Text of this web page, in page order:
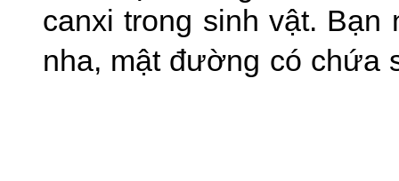
canxi trong sinh vật. Bạn
nha, mật đường có